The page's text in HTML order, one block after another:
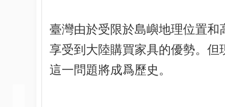
臺灣由於受限於島嶼地理位置
享受到大陸購買家具的優勢。
這一問題將成爲歷史。